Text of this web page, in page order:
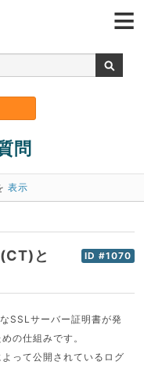
問
表示
ID #1070
と
サーバー証明書が発
の仕組みです。
って公開されているログ